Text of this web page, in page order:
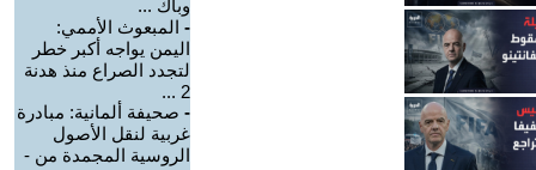
وباك ...
- المبعوث الأممي:
اليمن يواجه أكبر خطر
لتجدد الصراع منذ هدنة
2 ...
- صحيفة ألمانية: مبادرة
غربية لنقل الأصول
الروسية المجمدة من -